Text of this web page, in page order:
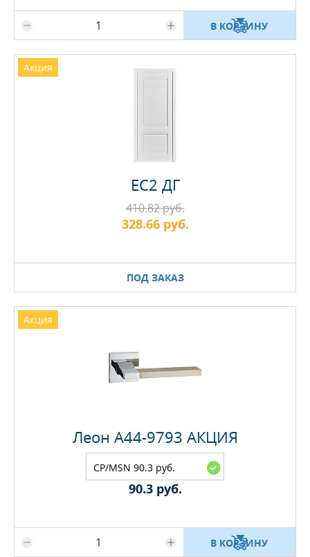
В КОРЗИНУ
Акция
EC2 ДГ
ПОД ЗАКАЗ
410.82 руб.
328.66 руб.
Акция
Леон A44-9793 АКЦИЯ
CP/MSN 90.3 руб.
В КОРЗИНУ
90.3 руб.